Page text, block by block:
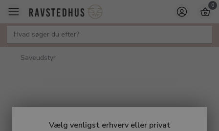
Vælg venligst erhverv eller privat
0
Saveudstyr